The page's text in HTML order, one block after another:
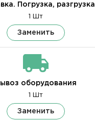
Погрузка, разгрузка
1 Шт
Заменить
оборудования
1 Шт
Заменить